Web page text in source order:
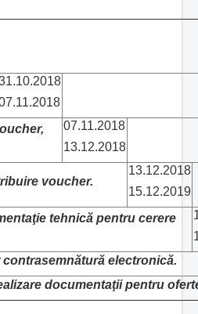
07.11.2018
13.12.2018
voucher.
13.12.2018
15.12.2019
tehnică pentru cerere
electronică.
documentaţii pentru